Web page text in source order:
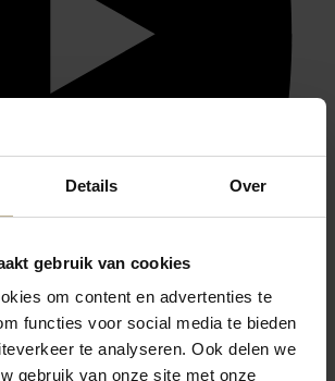
Details Over
gebruik van cookies
om content en advertenties te
functies voor social media te bieden
te analyseren. Ook delen we
gebruik van onze site met onze